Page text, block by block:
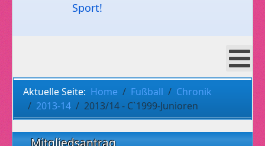
Sport!
Aktuelle Seite: Home Fußball
Chronik
2013-14
2013/14 - C`1999-Junioren
Mitgliedsantrag